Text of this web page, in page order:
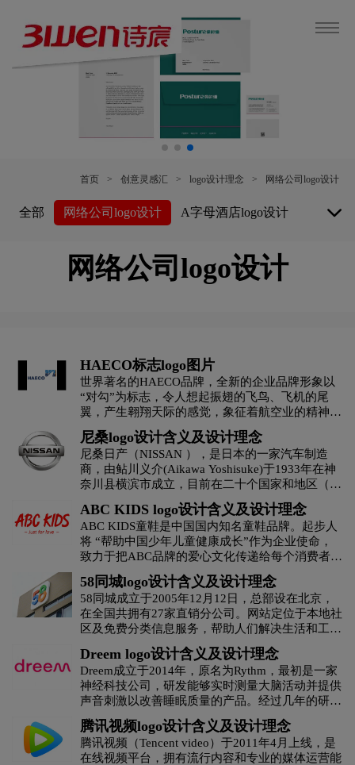
首页 > 创意灵感汇 > logo设计理念 > 网络公司logo设计
全部 网络公司logo设计 A字母酒店logo设计
白酒logo设计 博物馆logo设计
茶饮料logo设计 茶logo设计
C字母酒店logo设计 橙色logo设计
杜松子酒logo设计 地产logo设计 电logo设计
大学logo设计 电子产品logo设计
D字母酒店logo设计 E字母酒店logo设计
服装logo设计 服装标志logo设计
护肤品logo设计 粉红色logo设计 果汁logo设计
G字母汉字酒店logo设计 国logo设计
航空logo设计 化妆品logo设计
H字母汉字酒店logo设计 H字母酒店logo设计
网络公司logo设计
HAECO标志logo图片
世界著名的HAECO品牌，全新的企业品牌形象以
“对勾”为标志，令人想起振翅的飞鸟、飞机的尾
翼，产生翱翔天际的感觉，象征着航空业的精神。
稍为倾斜的字体，突显了haeco集团不懈的创新精
神、灵活变通的态度，以及对卓越营运的积极追
求。在未来数月内，haeco集团的通讯电邮、飞机
库，以至员工制服，将逐步换上全新的haeco标
志。
尼桑logo设计含义及设计理念
尼桑日产（NISSAN ），是日本的一家汽车制造
商，由鲇川义介(Aikawa Yoshisuke)于1933年在神
奈川县横滨市成立，目前在二十个国家和地区（包
括日本）设有汽车制造基地，并在全球160多个国
家和地区提供产品和服务。公司经营范围包括汽车
产品和船舶设备的制造、销售和相关业务，现任总
裁兼首席执行官为卡洛斯·戈恩（Carlos Ghosn）。
1999年，雷诺与日产汽车结成独立的合作伙伴关
系，在广泛的领域中展开战略性的合作，日产汽车
通过联盟将事业区域拓展至全球，其经济规模大幅
增长。
ABC KIDS logo设计含义及设计理念
ABC KIDS童鞋是中国国内知名童鞋品牌。起步人
将 “帮助中国少年儿童健康成长”作为企业使命，
致力于把ABC品牌的爱心文化传递给每个消费者。
主要产品或服务：运动鞋、皮鞋、滑轮鞋、书包、
袜子
58同城logo设计含义及设计理念
58同城成立于2005年12月12日，总部设在北京，
在全国共拥有27家直销分公司。网站定位于本地社
区及免费分类信息服务，帮助人们解决生活和工作
所遇到的难题。2020年6月16日，58同城发布公
告，与Quantum Bloom Group Ltd.签订合并协议。
根据协议，买方投资财团将以每股普通股28美元购
买58所有已经发行股票，预估的总交易额为87亿美
元(约合617亿元)。
Dreem logo设计含义及设计理念
Dreem成立于2014年，原名为Rythm，最初是一家
神经科技公司，研发能够实时测量大脑活动并提供
声音刺激以改善睡眠质量的产品。经过几年的研
究、开发和测试，产品Dreem Band上市，采用轻
巧头带的休闲式设计，能够使用传感器跟踪睡眠提
供分析。现在该品牌转型成为一个消费者品牌。
腾讯视频logo设计含义及设计理念
腾讯视频（Tencent video）于2011年4月上线，是
在线视频平台，拥有流行内容和专业的媒体运营能